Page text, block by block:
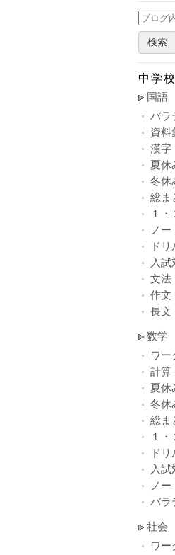
検索
中学
国語
バラ
資料
漢字
夏休
冬休
総ま
１
ノー
ドリ
入試
文法
作文
長文
数学
ワー
計算
夏休
冬休
総ま
１
ドリ
入試
ノー
バラ
社会
ワー